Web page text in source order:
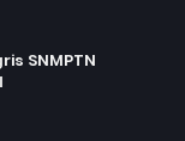
SNMPTN